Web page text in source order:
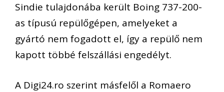
Sindie tulajdonába került Boing 737-200-
as típusú repülőgépen, amelyeket a
gyártó nem fogadott el, így a repülő nem
kapott többé felszállási engedélyt.
A Digi24.ro szerint másfelől a Romaero